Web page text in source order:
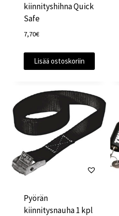
kiinnityshihna Quick
Safe
7,70€
Lisää ostoskoriin
Pyörän
kiinnitysnauha 1 kpl